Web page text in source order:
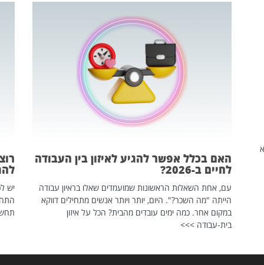
האם בכלל אפשר להגיע לאיזון בין העבודה
לחיים ב-2026?
עם, אחת השאלות הראשונות שמועמדים שאלו בראיון עבודה
הייתה "מה השכר?". היום, יותר ויותר אנשים מתחילים דווקא
במקום אחר. כמה ימים עובדים מהבית? הכל על איזון
בית-עבודה >>>
יש